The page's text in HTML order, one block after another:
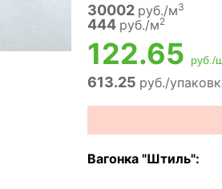
30002 руб./м3
444 руб./м2
122.65 руб./
613.25 руб./
Вагонка "Штиль":